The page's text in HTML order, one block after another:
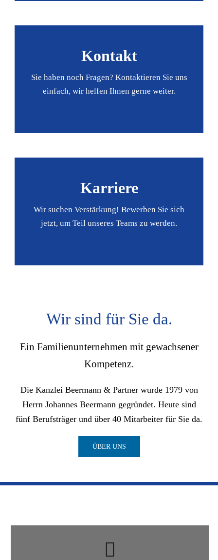
Kontakt
Sie haben noch Fragen? Kontaktieren Sie uns
einfach, wir helfen Ihnen gerne weiter.
Karriere
Wir suchen Verstärkung! Bewerben Sie sich
jetzt, um Teil unseres Teams zu werden.
Wir sind für Sie da.
Ein Familienunternehmen mit gewachsener
Kompetenz.
Die Kanzlei Beermann & Partner wurde 1979 von
Herrn Johannes Beermann gegründet. Heute sind
fünf Berufsträger und über 40 Mitarbeiter für Sie da.
ÜBER UNS